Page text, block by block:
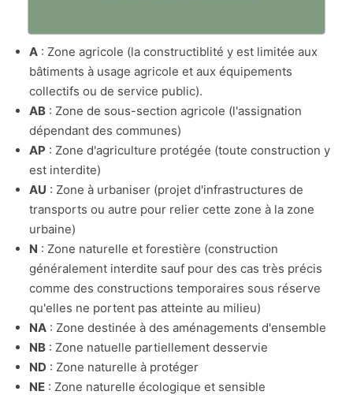
A : Zone agricole (la constructiblité y est limitée aux
bâtiments à usage agricole et aux équipements
collectifs ou de service public).
AB : Zone de sous-section agricole (l'assignation
dépendant des communes)
AP : Zone d'agriculture protégée (toute construction y
est interdite)
AU : Zone à urbaniser (projet d'infrastructures de
transports ou autre pour relier cette zone à la zone
urbaine)
N : Zone naturelle et forestière (construction
généralement interdite sauf pour des cas très précis
comme des constructions temporaires sous réserve
qu'elles ne portent pas atteinte au milieu)
NA : Zone destinée à des aménagements d'ensemble
NB : Zone natuelle partiellement desservie
ND : Zone naturelle à protéger
NE : Zone naturelle écologique et sensible